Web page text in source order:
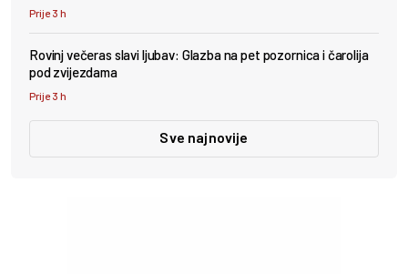
Prije 3 h
Rovinj večeras slavi ljubav: Glazba na pet pozornica i čarolija
pod zvijezdama
Prije 3 h
Sve najnovije